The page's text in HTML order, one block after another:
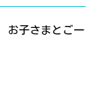
お子さまとご一